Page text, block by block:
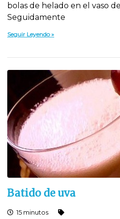
bolas de helado en el vaso
Seguidamente
Seguir Leyendo
Batido de uva
15 minutos